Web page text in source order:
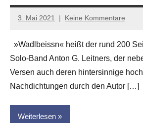
3. Mai 2021
Jan-
Hornauer
für
dasgedichtblog
Keine Kommentare
»Wadlbeissn« heißt der rund 200
Solo-Band Anton G. Leitners, der
Versen auch deren hintersinnige
Nachdichtungen durch den Autor […]
Weiterlesen